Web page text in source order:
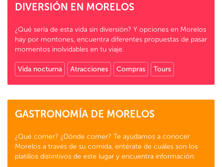
DIVERSIÓN EN MORELOS
¿Qué sería de esta vida sin diversión? Y opciones en Morelos
hay por montones, encuentra diferentes propuestas de pasar
momentos inolvidables en tu viaje.
Vida nocturna Atracciones Compras Tours
GASTRONOMÍA DE MORELOS
¿Qué comer? ¿Dónde comer? Te ayudamos a conocer
Morelos a través de su comida, entérate de cuáles son los
platillos distintivos de este lugar y encuentra información.